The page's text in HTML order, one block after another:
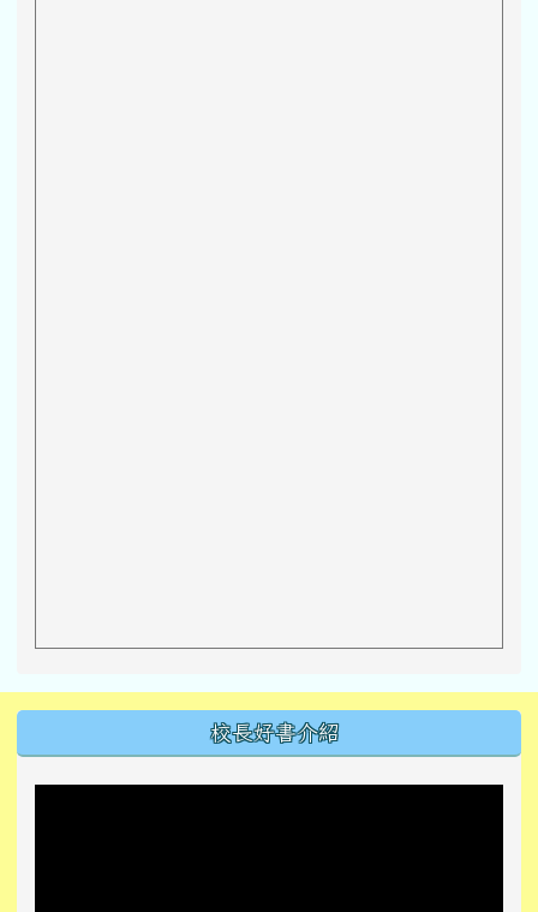
校長好書介紹